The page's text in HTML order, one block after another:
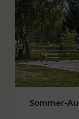
Sommer-